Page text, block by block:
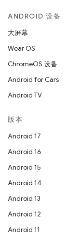
ANDROID 设备
大屏幕
Wear OS
ChromeOS 设备
Android for Cars
Android TV
版本
Android 17
Android 16
Android 15
Android 14
Android 13
Android 12
Android 11